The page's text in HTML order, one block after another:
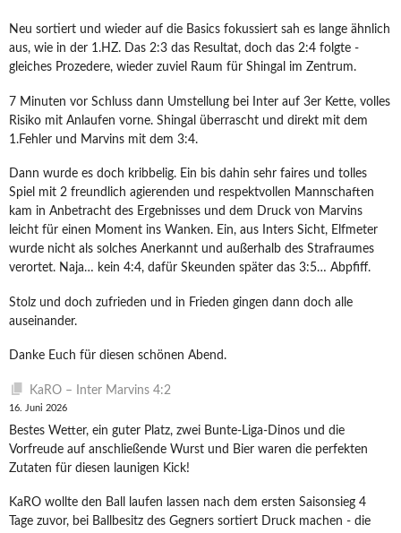
Neu sortiert und wieder auf die Basics fokussiert sah es lange ähnlich
aus, wie in der 1.HZ. Das 2:3 das Resultat, doch das 2:4 folgte -
gleiches Prozedere, wieder zuviel Raum für Shingal im Zentrum.
7 Minuten vor Schluss dann Umstellung bei Inter auf 3er Kette, volles
Risiko mit Anlaufen vorne. Shingal überrascht und direkt mit dem
1.Fehler und Marvins mit dem 3:4.
Dann wurde es doch kribbelig. Ein bis dahin sehr faires und tolles
Spiel mit 2 freundlich agierenden und respektvollen Mannschaften
kam in Anbetracht des Ergebnisses und dem Druck von Marvins
leicht für einen Moment ins Wanken. Ein, aus Inters Sicht, Elfmeter
wurde nicht als solches Anerkannt und außerhalb des Strafraumes
verortet. Naja… kein 4:4, dafür Skeunden später das 3:5… Abpfiff.
Stolz und doch zufrieden und in Frieden gingen dann doch alle
auseinander.
Danke Euch für diesen schönen Abend.
KaRO – Inter Marvins 4:2
16. Juni 2026
Bestes Wetter, ein guter Platz, zwei Bunte-Liga-Dinos und die
Vorfreude auf anschließende Wurst und Bier waren die perfekten
Zutaten für diesen launigen Kick!
KaRO wollte den Ball laufen lassen nach dem ersten Saisonsieg 4
Tage zuvor, bei Ballbesitz des Gegners sortiert Druck machen - die